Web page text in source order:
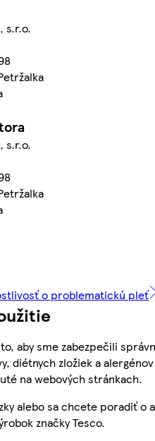
s.r.o.
s.r.o.
o problematickú pleť
aby sme zabezpečili
diétnych zložiek a
na webových stránkach.
alebo sa chcete poradiť o
značky Tesco.